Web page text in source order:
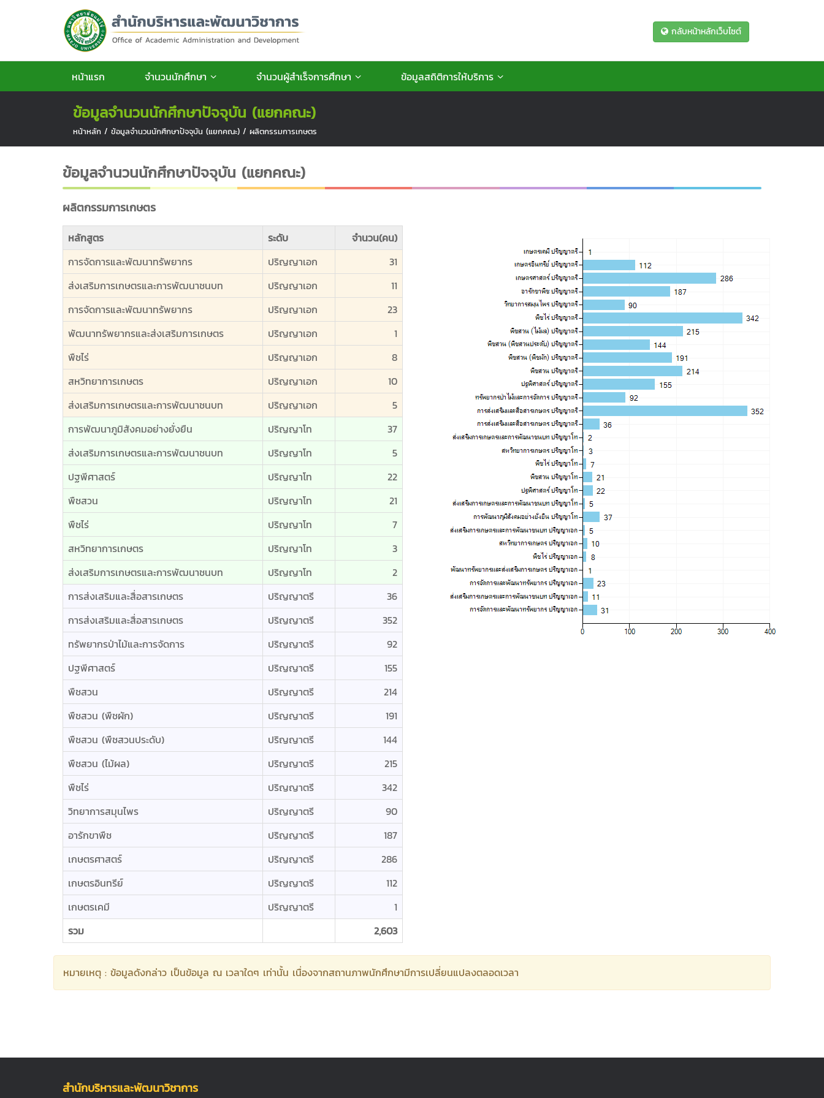
กลับหน้าหลักเว็บไซต์
หน้าแรก จำนวนนักศึกษา จำนวนผู้สำเร็จการศึกษา ข้อมูลสถิติการให้บริการ
ข้อมูลจำนวนนักศึกษาปัจจุบัน (แยกคณะ)
หน้าหลัก / ข้อมูลจำนวนนักศึกษาปัจจุบัน (แยกคณะ) / ผลิตกรรมการเกษตร
ข้อมูลจำนวนนักศึกษาปัจจุบัน (แยกคณะ)
ผลิตกรรมการเกษตร
หลักสูตร ระดับ
จำนวน(คน)
การจัดการและพัฒนาทรัพยากร
ปริญญาเอก
31
ส่งเสริมการเกษตรและการพัฒนาชนบท
ปริญญาเอก
11
การจัดการและพัฒนาทรัพยากร
ปริญญาเอก
23
พัฒนาทรัพยากรและส่งเสริมการเกษตร
ปริญญาเอก
1
พืชไร่
ปริญญาเอก
8
สหวิทยาการเกษตร
ปริญญาเอก
10
ส่งเสริมการเกษตรและการพัฒนาชนบท
ปริญญาเอก
5
การพัฒนาภูมิสังคมอย่างยั่งยืน
ปริญญาโท
37
ส่งเสริมการเกษตรและการพัฒนาชนบท
ปริญญาโท
5
ปฐพีศาสตร์
ปริญญาโท
22
พืชสวน
ปริญญาโท
21
พืชไร่
ปริญญาโท
7
สหวิทยาการเกษตร
ปริญญาโท
3
ส่งเสริมการเกษตรและการพัฒนาชนบท
ปริญญาโท
2
การส่งเสริมและสื่อสารเกษตร
ปริญญาตรี
36
การส่งเสริมและสื่อสารเกษตร
ปริญญาตรี
352
ทรัพยากรป่าไม้และการจัดการ
ปริญญาตรี
92
ปฐพีศาสตร์
ปริญญาตรี
155
พืชสวน
ปริญญาตรี
214
พืชสวน (พืชผัก)
ปริญญาตรี
191
พืชสวน (พืชสวนประดับ)
ปริญญาตรี
144
พืชสวน (ไม้ผล)
ปริญญาตรี
215
พืชไร่
ปริญญาตรี
342
วิทยาการสมุนไพร
ปริญญาตรี
90
อารักขาพืช
ปริญญาตรี
187
เกษตรศาสตร์
ปริญญาตรี
286
เกษตรอินทรีย์
ปริญญาตรี
112
เกษตรเคมี
ปริญญาตรี
1
รวม
2,603
หมายเหตุ : ข้อมูลดังกล่าว เป็นข้อมูล ณ เวลาใดๆ เท่านั้น เนื่องจากสถานภาพนักศึกษามีการเปลี่ยนแปลงตลอดเวลา
สำนักบริหารและพัฒนาวิชาการ